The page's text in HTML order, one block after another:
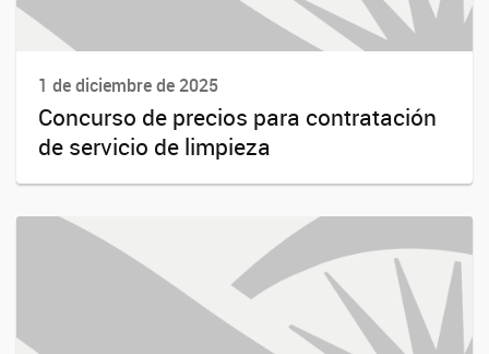
1 de diciembre de 2025
Concurso de precios para contratación
de servicio de limpieza